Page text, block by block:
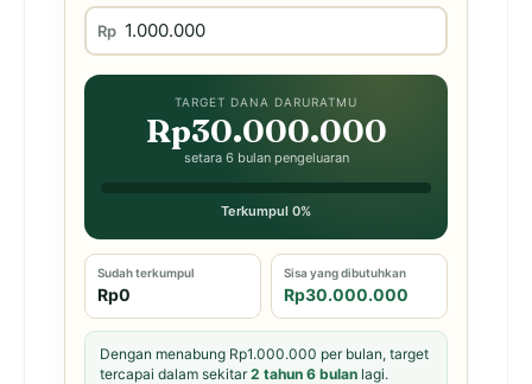
Rp
TARGET DANA DARURATMU
Rp30.000.000
setara 6 bulan pengeluaran
Terkumpul 0%
Sudah terkumpul
Rp0
Sisa yang dibutuhkan
Rp30.000.000
Dengan menabung Rp1.000.000 per bulan, target
tercapai dalam sekitar2 tahun 6 bulan lagi.